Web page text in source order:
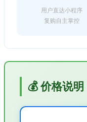
用户直达小程序
复购自主掌控
💰 价格说明